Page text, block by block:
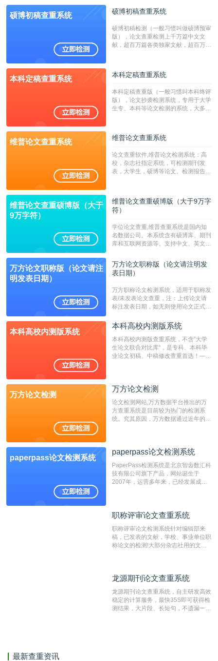
硕博初稿查重系统 硕博初稿查重系统
硕博初稿检测（一般习惯叫做硕博预审
版），论文查重检测上千万篇中文文
献，超百万篇各类独家文献，超百万港
校用来检测硕博论文的系统，检测范围
广，数据来源真实，检测算法合理!本
字符数30万）
本科定稿查重系统 本科定稿查重系统
本科定稿查重版（一般习惯叫本科终评
版），论文抄袭检测系统，专用于大学
生专、本科等论文检测的系统，大多数
维普论文查重系统 维普论文查重系统
论文查重软件,维普论文检测系统：高
校，杂志社指定系统，可检测期刊发
表，大学生，硕博等论文。检测报告支
维普论文查重硕博版（大于
9万字符）
维普论文查重硕博版（大于9万字
符）
学位论文查重,维普查重系统是国内知
名数据公司。本系统含有硕博库、期刊
库和互联网资源等。支持中文、英文、
定院校！！！
万方论文职称版（论文请注
明发表日期）
万方论文职称版（论文请注明发
表日期）
万方职称论文检测系统，适用于职称发
表/未发表论文查重，注：上传论文请
标注发表日期，如无则使用论文正式发
成时间作为发表日期。
本科高校内测版系统
本科高校内测版系统
本科高校内测版查重系统，不含”大学
生论文联合对比库“，是专科、本科毕
业论文初稿、中稿修改查重首选！——
万方论文检测
万方论文检测
论文检测网站,万方数据平台推出的万
方查重系统是目前较为热门的检测系
统。究其原因，万方数据通过近年的发
非。其次，相对于知网而言，万方检测
重的推荐系统。
paperpass论文检测系统
paperpass论文检测系统
PaperPass检测系统是北京智齿数汇科
技有限公司旗下产品，网站诞生于
2007年，运营多年来，已经发展成为
检测速度快、精度高，市场反映良好。
职称评审论文查重系统
职称评审论文检测系统针对编辑部来
稿，已发表的文献，学校、事业单位职
称论文的检测!大部分杂志社用的文献
编辑部检测来稿和已发表的文献,检测
测时注意填写第一作者,才能排除已发
表文献复制比。（限制字符数1万）
龙源期刊论文查重系统
龙源期刊论文查重系统，自主研发高效
稳定的计算服务，最快35S即可获得检
测结果，大片段、长短句，不遗漏一处
最新查重资讯